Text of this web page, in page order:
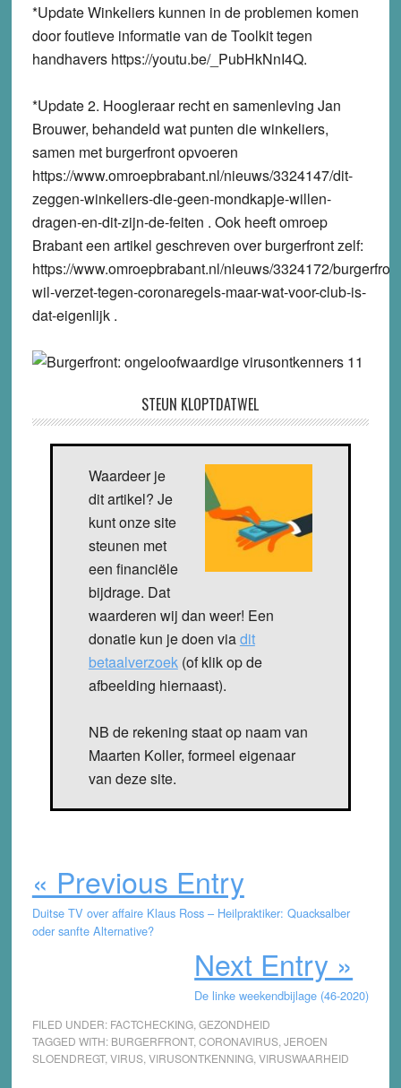
*Update Winkeliers kunnen in de problemen komen
door foutieve informatie van de Toolkit tegen
handhavers https://youtu.be/_PubHkNnI4Q.
*Update 2. Hoogleraar recht en samenleving Jan
Brouwer, behandeld wat punten die winkeliers,
samen met burgerfront opvoeren
https://www.omroepbrabant.nl/nieuws/3324147/dit-
zeggen-winkeliers-die-geen-mondkapje-willen-
dragen-en-dit-zijn-de-feiten . Ook heeft omroep
Brabant een artikel geschreven over burgerfront zelf:
https://www.omroepbrabant.nl/nieuws/3324172/
wil-verzet-tegen-coronaregels-maar-wat-voor-club-is-
dat-eigenlijk .
STEUN KLOPTDATWEL
Waardeer je
dit artikel? Je
kunt onze site
steunen met
een financiële
bijdrage. Dat
waarderen wij dan weer! Een
donatie kun je doen viadit
betaalverzoek(of klik op de
afbeelding hiernaast).
NB de rekening staat op naam van
Maarten Koller, formeel eigenaar
van deze site.
« Previous Entry
Duitse TV over affaire Klaus Ross – Heilpraktiker: Quacksalber
oder sanfte Alternative?
Next Entry »
De linke weekendbijlage (46-2020)
FILED UNDER: FACTCHECKING, GEZONDHEID
TAGGED WITH: BURGERFRONT, CORONAVIRUS, JEROEN
SLOENDREGT, VIRUS, VIRUSONTKENNING, VIRUSWAARHEID